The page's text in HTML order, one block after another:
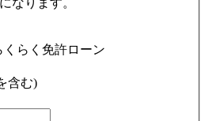
なります。
くらく免許ローン
含む)